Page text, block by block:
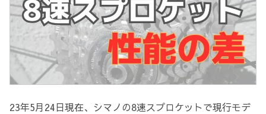
23年5月24日現在、シマノの8速スプロケットで現行モデ